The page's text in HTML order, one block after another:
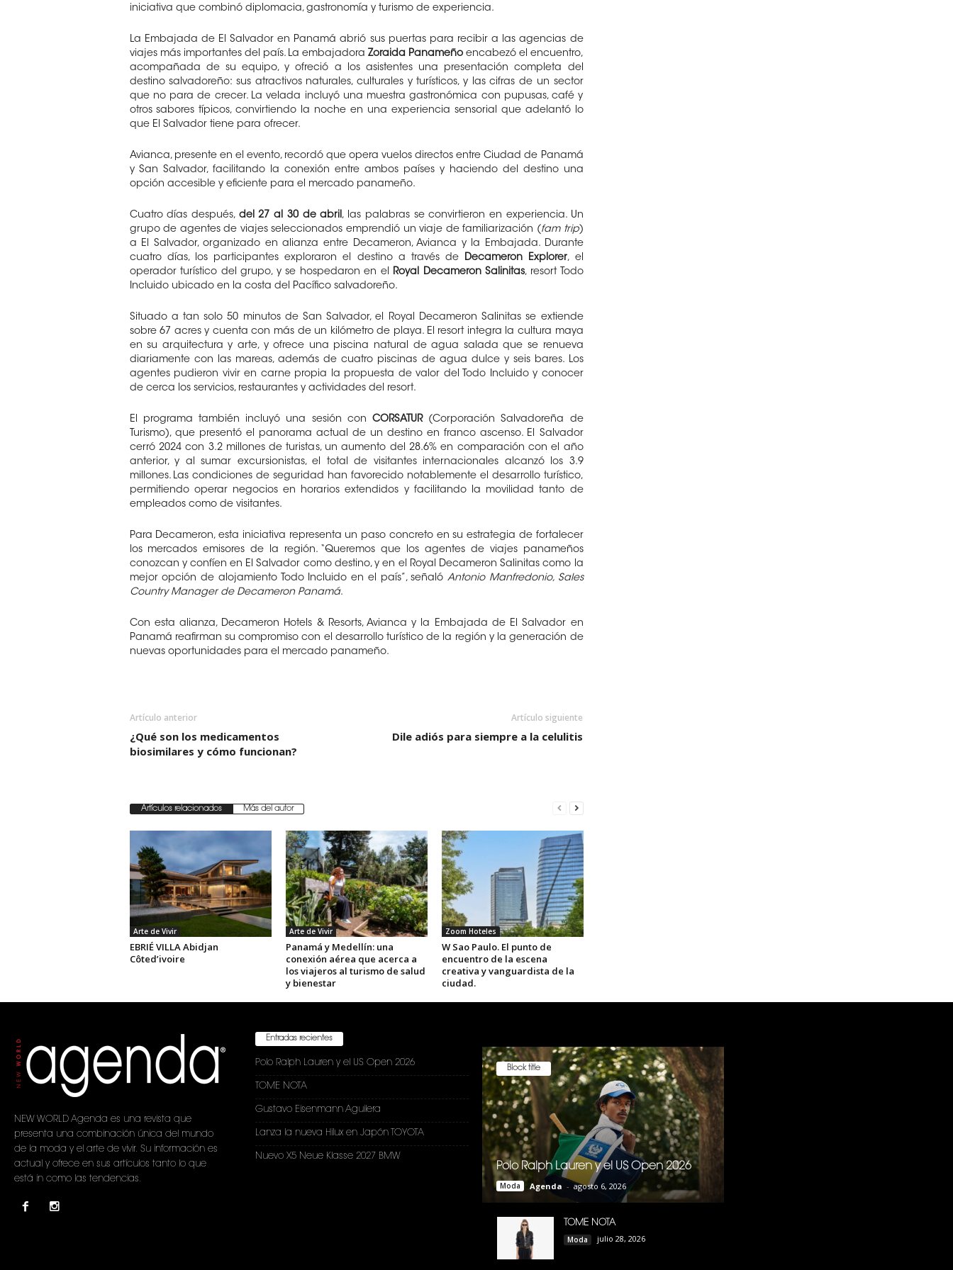
iniciativa que combinó diplomacia, gastronomía y turismo de experiencia.
La Embajada de El Salvador en Panamá abrió sus puertas para recibir a las agencias de
viajes más importantes del país. La embajadora Zoraida Panameñoencabezó el encuentro,
acompañada de su equipo, y ofreció a los asistentes una presentación completa del
destino salvadoreño: sus atractivos naturales, culturales y turísticos, y las cifras de un sector
que no para de crecer. La velada incluyó una muestra gastronómica con pupusas, café y
otros sabores típicos, convirtiendo la noche en una experiencia sensorial que adelantó lo
que El Salvador tiene para ofrecer.
Avianca, presente en el evento, recordó que opera vuelos directos entre Ciudad de Panamá
y San Salvador, facilitando la conexión entre ambos países y haciendo del destino una
opción accesible y eficiente para el mercado panameño.
Cuatro días después, del 27 al 30 de abril, las palabras se convirtieron en experiencia. Un
grupo de agentes de viajes seleccionados emprendió un viaje de familiarización ( fam trip)
a El Salvador, organizado en alianza entre Decameron, Avianca y la Embajada. Durante
cuatro días, los participantes exploraron el destino a través de Decameron Explorer, el
operador turístico del grupo, y se hospedaron en el Royal Decameron Salinitas, resort Todo
Incluido ubicado en la costa del Pacífico salvadoreño.
Situado a tan solo 50 minutos de San Salvador, el Royal Decameron Salinitas se extiende
sobre 67 acres y cuenta con más de un kilómetro de playa. El resort integra la cultura maya
en su arquitectura y arte, y ofrece una piscina natural de agua salada que se renueva
diariamente con las mareas, además de cuatro piscinas de agua dulce y seis bares. Los
agentes pudieron vivir en carne propia la propuesta de valor del Todo Incluido y conocer
de cerca los servicios, restaurantes y actividades del resort.
El programa también incluyó una sesión con CORSATUR(Corporación Salvadoreña de
Turismo), que presentó el panorama actual de un destino en franco ascenso. El Salvador
cerró 2024 con 3.2 millones de turistas, un aumento del 28.6% en comparación con el año
anterior, y al sumar excursionistas, el total de visitantes internacionales alcanzó los 3.9
millones. Las condiciones de seguridad han favorecido notablemente el desarrollo turístico,
permitiendo operar negocios en horarios extendidos y facilitando la movilidad tanto de
empleados como de visitantes.
Para Decameron, esta iniciativa representa un paso concreto en su estrategia de fortalecer
los mercados emisores de la región. “Queremos que los agentes de viajes panameños
conozcan y confíen en El Salvador como destino, y en el Royal Decameron Salinitas como la
mejor opción de alojamiento Todo Incluido en el país”, señaló Antonio Manfredonio, Sales
Country Manager de Decameron Panamá.
Con esta alianza, Decameron Hotels & Resorts, Avianca y la Embajada de El Salvador en
Panamá reafirman su compromiso con el desarrollo turístico de la región y la generación de
nuevas oportunidades para el mercado panameño.
Artículo anterior
¿Qué son los medicamentos
biosimilares y cómo funcionan?
Artículo siguiente
Dile adiós para siempre a la celulitis
Artículos relacionados Más del autor
Arte de Vivir
EBRIÉ VILLA Abidjan
Côted’ivoire
Arte de Vivir
Panamá y Medellín: una
conexión aérea que acerca a
los viajeros al turismo de salud
y bienestar
Zoom Hoteles
W Sao Paulo. El punto de
encuentro de la escena
creativa y vanguardista de la
ciudad.
NEW WORLD Agenda es una revista que
presenta una combinación única del mundo
de la moda y el arte de vivir. Su información es
actual y ofrece en sus artículos tanto lo que
está in como las tendencias.
Entradas recientes
Polo Ralph Lauren y el US Open 2026
TOME NOTA
Gustavo Eisenmann Aguilera
Lanza la nueva Hilux en Japón TOYOTA
Nuevo X5 Neue Klasse 2027 BMW
Block title
Polo Ralph Lauren y el US Open 2026
Moda Agenda - agosto 6, 2026
TOME NOTA
Moda julio 28, 2026